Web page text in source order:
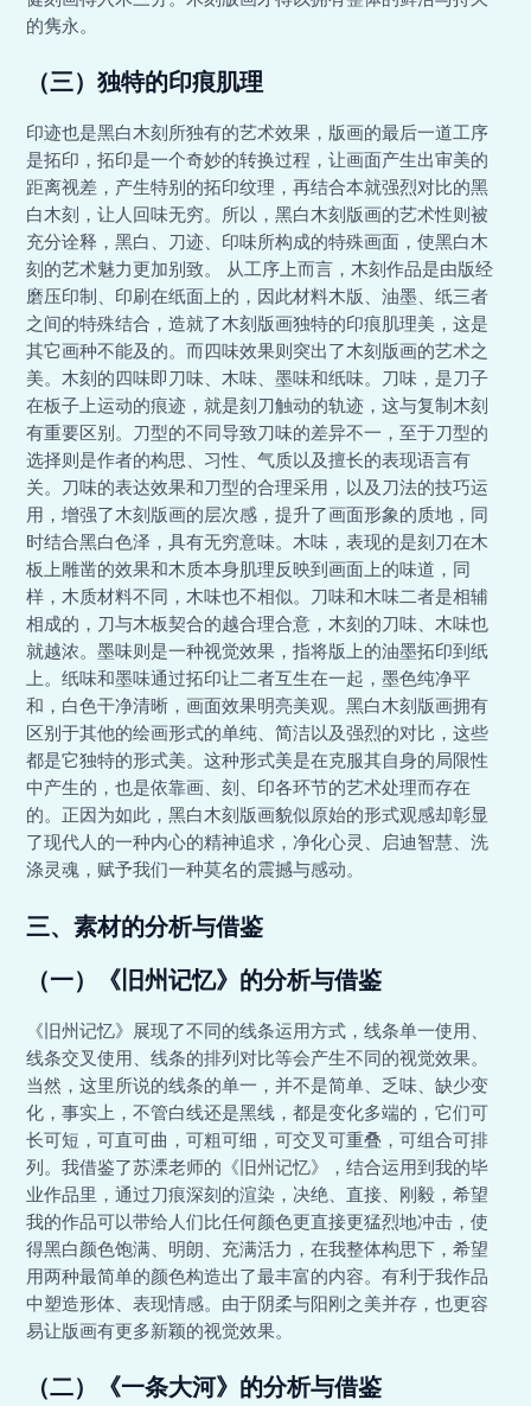
的隽永。
（三）独特的印痕肌理
印迹也是黑白木刻所独有的艺术效果，版画的最后一道工序
是拓印，拓印是一个奇妙的转换过程，让画面产生出审美的
距离视差，产生特别的拓印纹理，再结合本就强烈对比的黑
白木刻，让人回味无穷。所以，黑白木刻版画的艺术性则被
充分诠释，黑白、刀迹、印味所构成的特殊画面，使黑白木
刻的艺术魅力更加别致。 从工序上而言，木刻作品是由版经
磨压印制、印刷在纸面上的，因此材料木版、油墨、纸三者
之间的特殊结合，造就了木刻版画独特的印痕肌理美，这是
其它画种不能及的。而四味效果则突出了木刻版画的艺术之
美。木刻的四味即刀味、木味、墨味和纸味。刀味，是刀子
在板子上运动的痕迹，就是刻刀触动的轨迹，这与复制木刻
有重要区别。刀型的不同导致刀味的差异不一，至于刀型的
选择则是作者的构思、习性、气质以及擅长的表现语言有
关。刀味的表达效果和刀型的合理采用，以及刀法的技巧运
用，增强了木刻版画的层次感，提升了画面形象的质地，同
时结合黑白色泽，具有无穷意味。木味，表现的是刻刀在木
板上雕凿的效果和木质本身肌理反映到画面上的味道，同
样，木质材料不同，木味也不相似。刀味和木味二者是相辅
相成的，刀与木板契合的越合理合意，木刻的刀味、木味也
就越浓。墨味则是一种视觉效果，指将版上的油墨拓印到纸
上。纸味和墨味通过拓印让二者互生在一起，墨色纯净平
和，白色干净清晰，画面效果明亮美观。黑白木刻版画拥有
区别于其他的绘画形式的单纯、简洁以及强烈的对比，这些
都是它独特的形式美。这种形式美是在克服其自身的局限性
中产生的，也是依靠画、刻、印各环节的艺术处理而存在
的。正因为如此，黑白木刻版画貌似原始的形式观感却彰显
了现代人的一种内心的精神追求，净化心灵、启迪智慧、洗
涤灵魂，赋予我们一种莫名的震撼与感动。
三、素材的分析与借鉴
（一）《旧州记忆》的分析与借鉴
《旧州记忆》展现了不同的线条运用方式，线条单一使用、
线条交叉使用、线条的排列对比等会产生不同的视觉效果。
当然，这里所说的线条的单一，并不是简单、乏味、缺少变
化，事实上，不管白线还是黑线，都是变化多端的，它们可
长可短，可直可曲，可粗可细，可交叉可重叠，可组合可排
列。我借鉴了苏溧老师的《旧州记忆》，结合运用到我的毕
业作品里，通过刀痕深刻的渲染，决绝、直接、刚毅，希望
我的作品可以带给人们比任何颜色更直接更猛烈地冲击，使
得黑白颜色饱满、明朗、充满活力，在我整体构思下，希望
用两种最简单的颜色构造出了最丰富的内容。有利于我作品
中塑造形体、表现情感。由于阴柔与阳刚之美并存，也更容
易让版画有更多新颖的视觉效果。
（二）《一条大河》的分析与借鉴